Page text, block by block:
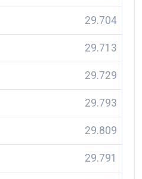
29.704
29.713
29.729
29.793
29.809
29.791